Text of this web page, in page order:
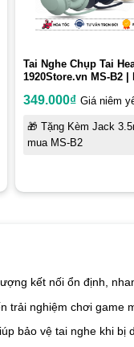
Tai Nghe Chụp Tai
1920Store.vn MS-B2 |
349.000₫ Giá niêm
🎁 Tặng Kèm Jack
mua MS-B2
kết nối ổn định,
trải nghiệm chơi game
bảo vệ tai nghe khi bị